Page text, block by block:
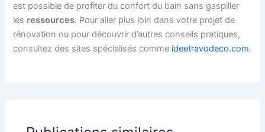
est possible de profiter du confort du bain sans gaspiller
les ressources. Pour aller plus loin dans votre projet de
rénovation ou pour découvrir d’autres conseils pratiques,
consultez des sites spécialisés comme ideetravodeco.com.